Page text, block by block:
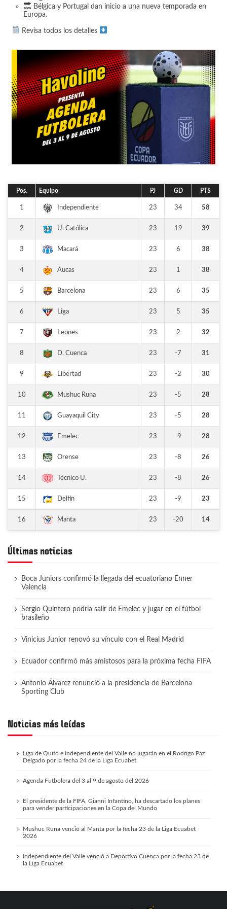
s
Bélgica y Portugal dan inicio a una nueva temporada en
Europa.
Revisa todos los detalles
Pos. Equipo PJ GD PTS
1 Independiente 23 34 58
2 U. Católica 23 19 39
3 Macará 23 6 38
4 Aucas 23 1 38
5 Barcelona 23 6 35
6 Liga 23 5 35
7 Leones 23 2 32
8 D. Cuenca 23 -7 31
9 Libertad 23 -2 30
10 Mushuc Runa 23 -5 28
11 Guayaquil City 23 -5 28
12 Emelec 23 -9 28
13 Orense 23 -8 26
14 Técnico U. 23 -8 26
15 Delfín 23 -9 23
16 Manta 23 -20 14
Últimas noticias
Boca Juniors confirmó la llegada del ecuatoriano Enner
Valencia
Sergio Quintero podría salir de Emelec y jugar en el fútbol
brasileño
Vinicius Junior renovó su vínculo con el Real Madrid
Ecuador confirmó más amistosos para la próxima fecha FIFA
Antonio Álvarez renunció a la presidencia de Barcelona
Sporting Club
Noticias más leídas
Liga de Quito e Independiente del Valle no jugarán en el Rodrigo Paz
Delgado por la fecha 24 de la Liga Ecuabet
Agenda Futbolera del 3 al 9 de agosto del 2026
El presidente de la FIFA, Gianni Infantino, ha descartado los planes
para vender participaciones en la Copa del Mundo
Mushuc Runa venció al Manta por la fecha 23 de la Liga Ecuabet
2026
Independiente del Valle venció a Deportivo Cuenca por la fecha 23 de
la Liga Ecuabet